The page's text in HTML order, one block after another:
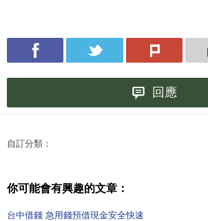
回應
自訂分類：
你可能會有興趣的文章：
台中借錢 急用錢預借現金安全快速